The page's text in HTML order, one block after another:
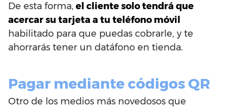
De esta forma, el cliente solo tendrá que
acercar su tarjeta a tu teléfono móvil
habilitado para que puedas cobrarle, y te
ahorrarás tener un datáfono en tienda.
Pagar mediante códigos QR
Otro de los medios más novedosos que